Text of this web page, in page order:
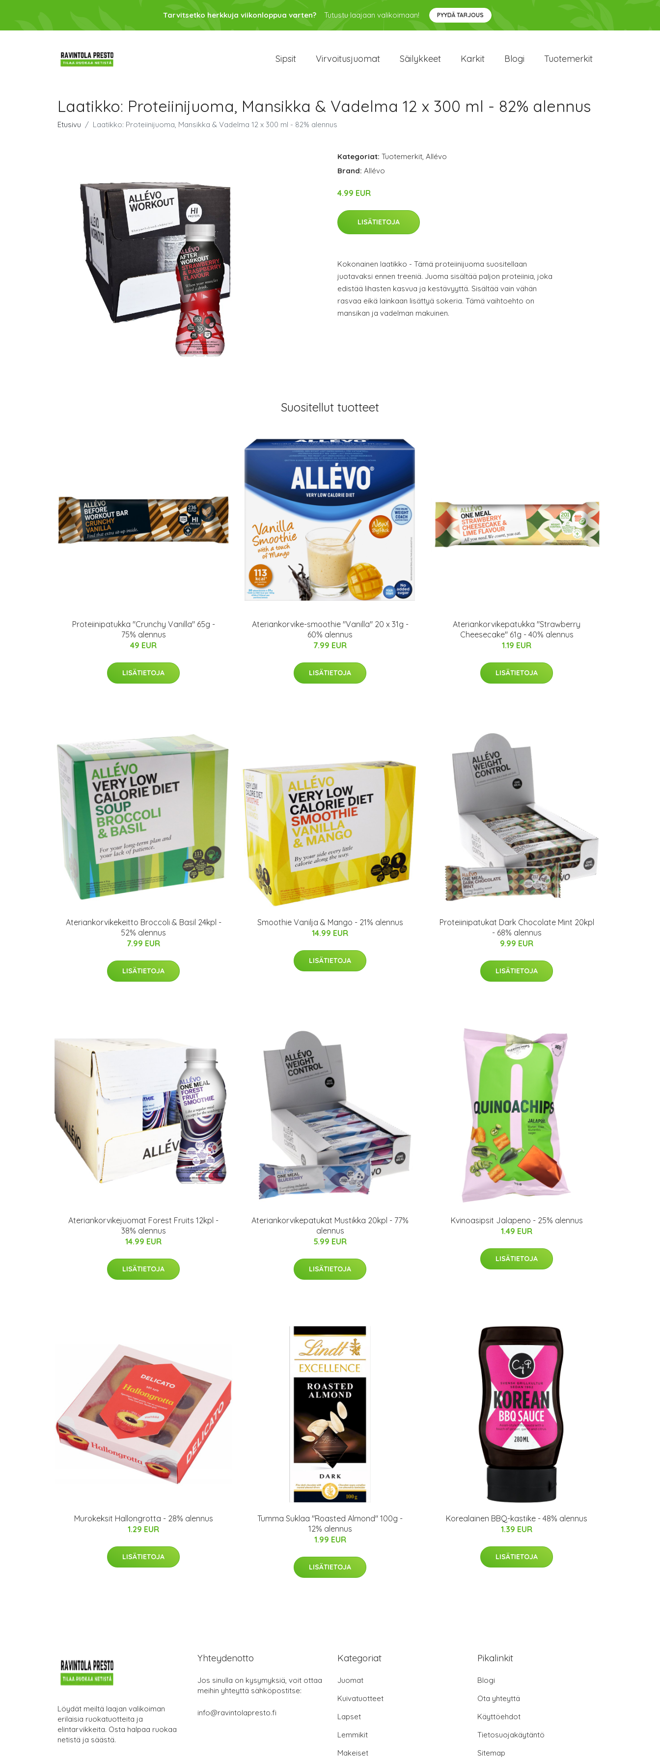
Tarvitsetko herkkuja viikonloppua varten? Tutustu laajaan valikoimaan! PYYDÄ TARJOUS
Sipsit Virvoitusjuomat Säilykkeet Karkit Blogi Tuotemerkit
Laatikko: Proteiinijuoma, Mansikka & Vadelma 12 x 300 ml - 82% alennus
Etusivu Laatikko: Proteiinijuoma, Mansikka & Vadelma 12 x 300 ml - 82% alennus
Kategoriat: Tuotemerkit, Allévo
Brand: Allévo
4.99 EUR
LISÄTIETOJA
Kokonainen laatikko - Tämä proteiinijuoma suositellaan
juotavaksi ennen treeniä. Juoma sisältää paljon proteiinia, joka
edistää lihasten kasvua ja kestävyyttä. Sisältää vain vähän
rasvaa eikä lainkaan lisättyä sokeria. Tämä vaihtoehto on
mansikan ja vadelman makuinen.
Suositellut tuotteet
Proteiinipatukka "Crunchy Vanilla" 65g -
75% alennus
49 EUR
LISÄTIETOJA
Ateriankorvike-smoothie "Vanilla" 20 x 31g -
60% alennus
7.99 EUR
LISÄTIETOJA
Ateriankorvikepatukka "Strawberry
Cheesecake" 61g - 40% alennus
1.19 EUR
LISÄTIETOJA
Ateriankorvikekeitto Broccoli & Basil 24kpl -
52% alennus
7.99 EUR
LISÄTIETOJA
Smoothie Vanilja & Mango - 21% alennus
14.99 EUR
LISÄTIETOJA
Proteiinipatukat Dark Chocolate Mint 20kpl
- 68% alennus
9.99 EUR
LISÄTIETOJA
Ateriankorvikejuomat Forest Fruits 12kpl -
38% alennus
14.99 EUR
LISÄTIETOJA
Ateriankorvikepatukat Mustikka 20kpl - 77%
alennus
5.99 EUR
LISÄTIETOJA
Kvinoasipsit Jalapeno - 25% alennus
1.49 EUR
LISÄTIETOJA
Murokeksit Hallongrotta - 28% alennus
1.29 EUR
LISÄTIETOJA
Tumma Suklaa "Roasted Almond" 100g -
12% alennus
1.99 EUR
LISÄTIETOJA
Korealainen BBQ-kastike - 48% alennus
1.39 EUR
LISÄTIETOJA
Löydät meiltä laajan valikoiman
erilaisia ruokatuotteita ja
elintarvikkeita. Osta halpaa ruokaa
netistä ja säästä.
Yhteydenotto
Jos sinulla on kysymyksiä, voit ottaa
meihin yhteyttä sähköpostitse:
info@ravintolapresto.fi
Kategoriat
Juomat
Kuivatuotteet
Lapset
Lemmikit
Makeiset
Pikalinkit
Blogi
Ota yhteyttä
Käyttöehdot
Tietosuojakäytäntö
Sitemap